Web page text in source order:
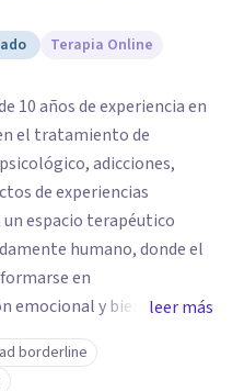
Terapia Online
10 años de experiencia en
el tratamiento de
adicciones,
de experiencias
espacio terapéutico
humano, donde el
en
emocional y bienestar.
que combina
y de trauma, psicología
leer más
borderline